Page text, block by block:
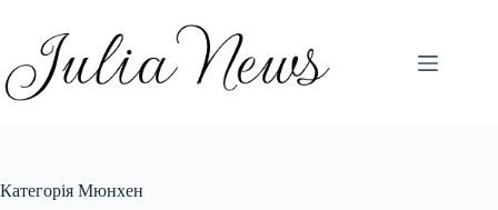
вмісту
Категорія Мюнхен